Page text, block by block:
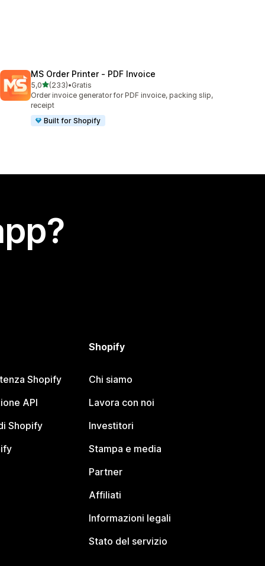
MS Order Printer ‑ PDF Invoice
5,0stelle su 5
(233)
233 recensioni totali
•Gratis
Order invoice generator for PDF invoice, packing slip,
receipt
Built for Shopify
Shopify
API
Shopify
Shopify
Chi siamo
Lavora con noi
Investitori
Stampa e media
Partner
Affiliati
Informazioni legali
Stato del servizio